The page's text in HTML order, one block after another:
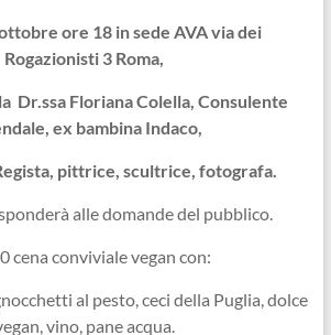
ore 18 in sede AVA via dei
Rogazionisti 3 Roma,
Dr.ssa Floriana Colella, Consulente
ex bambina Indaco,
pittrice, scultrice, fotografa.
alle domande del pubblico.
cena conviviale vegan con:
al pesto, ceci della Puglia, dolce
vino, pane acqua.